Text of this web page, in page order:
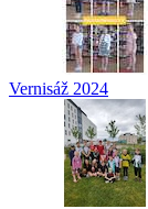
Vernisáž 2024